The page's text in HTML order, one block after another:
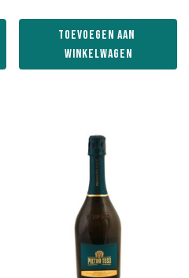
Toevoegen aan
winkelwagen